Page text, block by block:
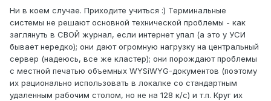
Ни в коем случае. Приходите учиться :) Терминальные
системы не решают основной технической проблемы - как
заглянуть в СВОЙ журнал, если интернет упал (а это у УСИ
бывает нередко); они дают огромную нагрузку на центральный
сервер (надеюсь, все же кластер); они порождают проблемы
с местной печатью объемных WYSiWYG-документов (поэтому
их рационально использовать в локалке со стандартным
удаленным рабочим столом, но не на 128 к/с) и т.п. Круг их